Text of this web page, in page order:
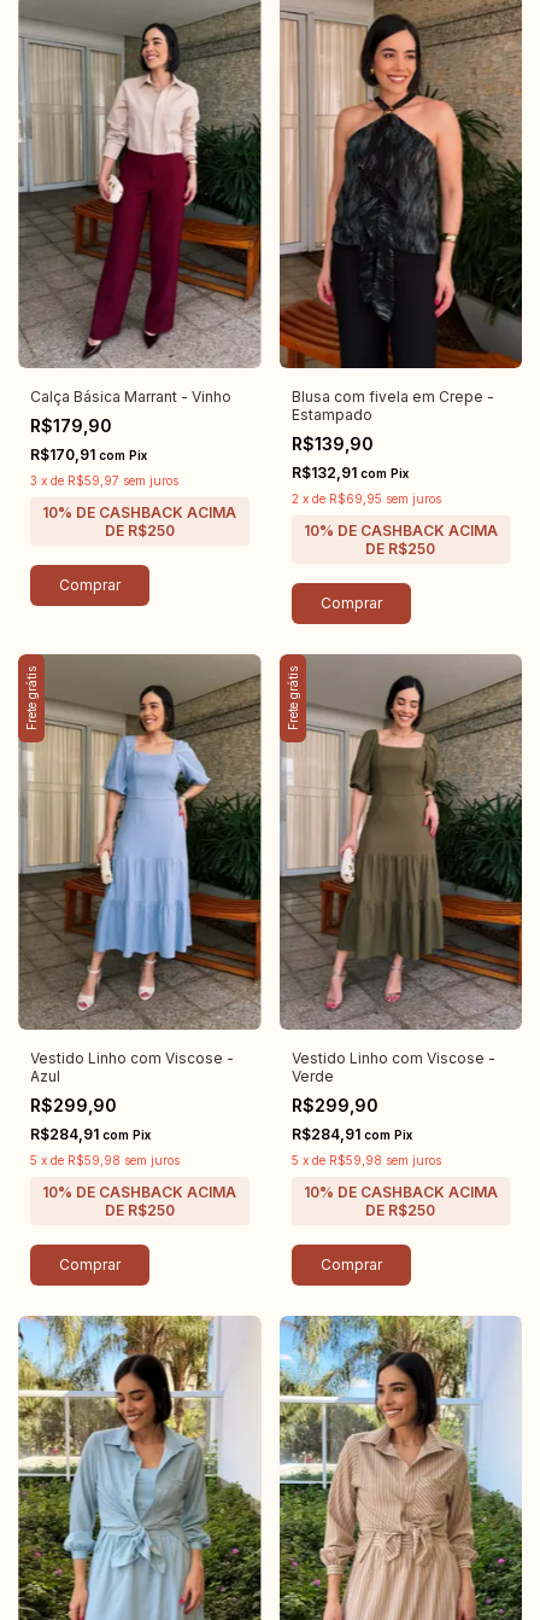
Calça Básica Marrant - Vinho
R$179,90
R$170,91 com Pix
3 x de R$59,97 sem juros
Comprar
Blusa com fivela em Crepe -
Estampado
R$139,90
R$132,91 com Pix
2 x de R$69,95 sem juros
Comprar
Frete grátis
Vestido Linho com Viscose -
Azul
R$299,90
R$284,91 com Pix
5 x de R$59,98 sem juros
Comprar
Frete grátis
Vestido Linho com Viscose -
Verde
R$299,90
R$284,91 com Pix
5 x de R$59,98 sem juros
Comprar